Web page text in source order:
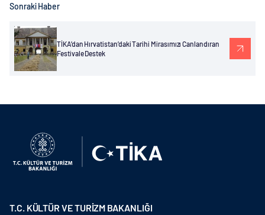
Sonraki Haber
TİKA’dan Hırvatistan’daki Tarihi Mirasımızı Canlandıran
Festivale Destek
T.C. KÜLTÜR VE TURİZM BAKANLIĞI